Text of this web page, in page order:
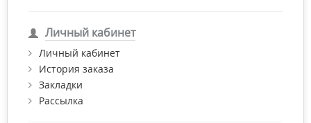
Личный кабинет
Личный кабинет
История заказа
Закладки
Рассылка